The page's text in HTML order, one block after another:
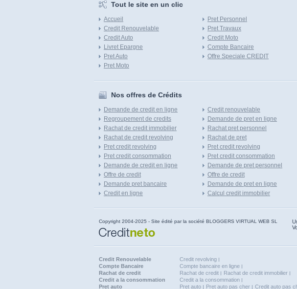
Tout le site en un clic
Accueil
Credit Renouvelable
Credit Auto
Livret Epargne
Pret Auto
Pret Moto
Pret Personnel
Pret Travaux
Credit Moto
Compte Bancaire
Offre Speciale CREDIT
Nos offres de Crédits
Demande de credit en ligne
Regroupement de credits
Rachat de credit immobilier
Rachat de credit revolving
Pret credit revolving
Pret credit consommation
Demande de credit en ligne
Offre de credit
Demande pret bancaire
Credit en ligne
Credit renouvelable
Demande de pret en ligne
Rachat pret personnel
Rachat de pret
Pret credit revolving
Pret credit consommation
Demande de pret personnel
Offre de credit
Demande de pret en ligne
Calcul credit immobilier
Copyright 2004-2025 - Site édité par la société BLOGGERS VIRTUAL WEB SL
Credit Renouvelable
Credit revolving
Compte Bancaire
Compte bancaire en ligne
Rachat de credit
Rachat de credit
Rachat de credit immobilier
Credit a la consommation
Credit a la consommation
Pret auto
Pret auto Pret auto pas cher Credit auto pas